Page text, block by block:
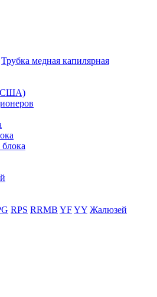
Трубка медная капилярная
(США)
RPS RRMB YFYY Жалюзей